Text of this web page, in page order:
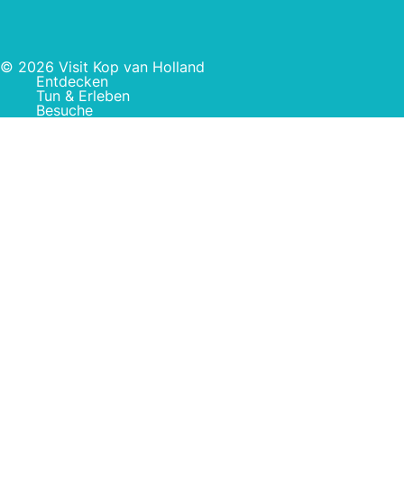
© 2026 Visit Kop van Holland
Entdecken
Tun & Erleben
Besuche